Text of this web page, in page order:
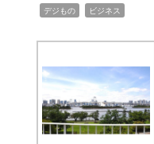
デジもの ビジネス